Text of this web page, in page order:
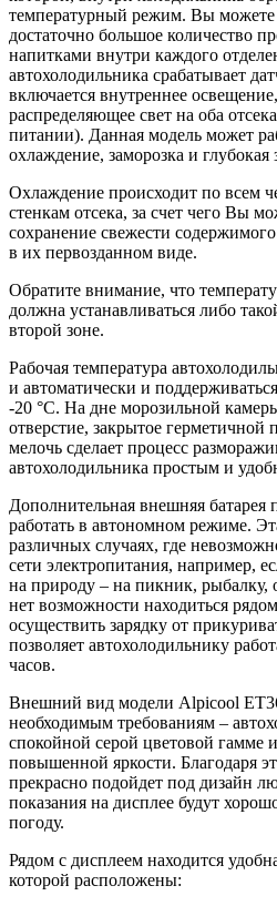
температурный режим. Вы можете
достаточно большое количество
напитками внутри каждого
автохолодильника срабатывает
включается внутреннее
распределяющее свет на оба
питании). Данная модель может
охлаждение, заморозка и глубокая
Охлаждение происходит по всем
стенкам отсека, за счет чего Вы
сохранение свежести
в их первозданном виде.
Обратите внимание, что
должна устанавливаться либо
второй зоне.
Рабочая температура
и автоматически и
-20 °C. На дне морозильной
отверстие, закрытое герметичной
мелочь сделает процесс
автохолодильника простым и
Дополнительная внешняя батарея
работать в автономном режиме.
различных случаях, где
сети электропитания, например,
на природу – на пикник, рыбалку,
нет возможности находиться
осуществить зарядку от
позволяет автохолодильнику
часов.
Внешний вид модели Alpicool
необходимым требованиям –
спокойной серой цветовой гамме
повышенной яркости. Благодаря
прекрасно подойдет под дизайн
показания на дисплее будут
погоду.
Рядом с дисплеем находится
которой расположены: